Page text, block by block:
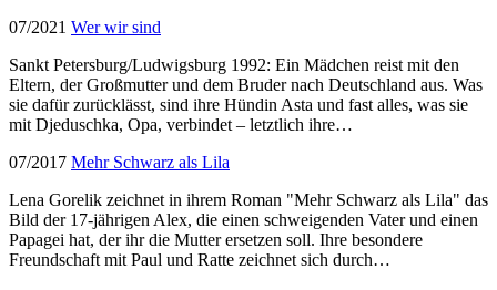
07/2021 Wer wir sind
Sankt Petersburg/Ludwigsburg 1992: Ein Mädchen reist mit den
Eltern, der Großmutter und dem Bruder nach Deutschland aus. Was
sie dafür zurücklässt, sind ihre Hündin Asta und fast alles, was sie
mit Djeduschka, Opa, verbindet – letztlich ihre…
07/2017 Mehr Schwarz als Lila
Lena Gorelik zeichnet in ihrem Roman "Mehr Schwarz als Lila" das
Bild der 17-jährigen Alex, die einen schweigenden Vater und einen
Papagei hat, der ihr die Mutter ersetzen soll. Ihre besondere
Freundschaft mit Paul und Ratte zeichnet sich durch…